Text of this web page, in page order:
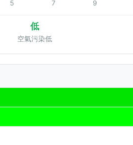
5 7 9
低
空氣污染低